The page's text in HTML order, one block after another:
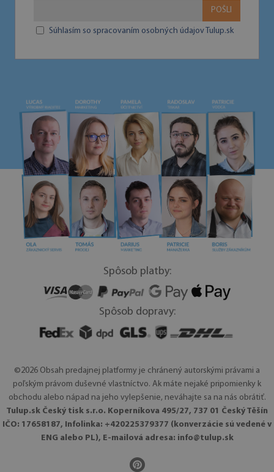
POŠLI
Súhlasím so spracovaním osobných údajov Tulup.sk
Spôsob platby:
Spôsob dopravy:
©2026 Obsah predajnej platformy je chránený autorskými právami a
poľským právom duševné vlastníctvo. Ak máte nejaké pripomienky k
obchodu alebo nápad na jeho vylepšenie, neváhajte sa na nás obrátiť.
Tulup.sk Český tisk s.r.o. Koperníkova 495/27, 737 01 Český Těšín
IČO: 17658187, Infolinka: +420225379377 (konverzácie sú vedené v
ENG alebo PL), E-mailová adresa: info@tulup.sk